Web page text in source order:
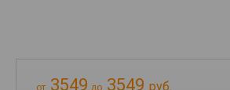
от 3549 до 3549 руб.